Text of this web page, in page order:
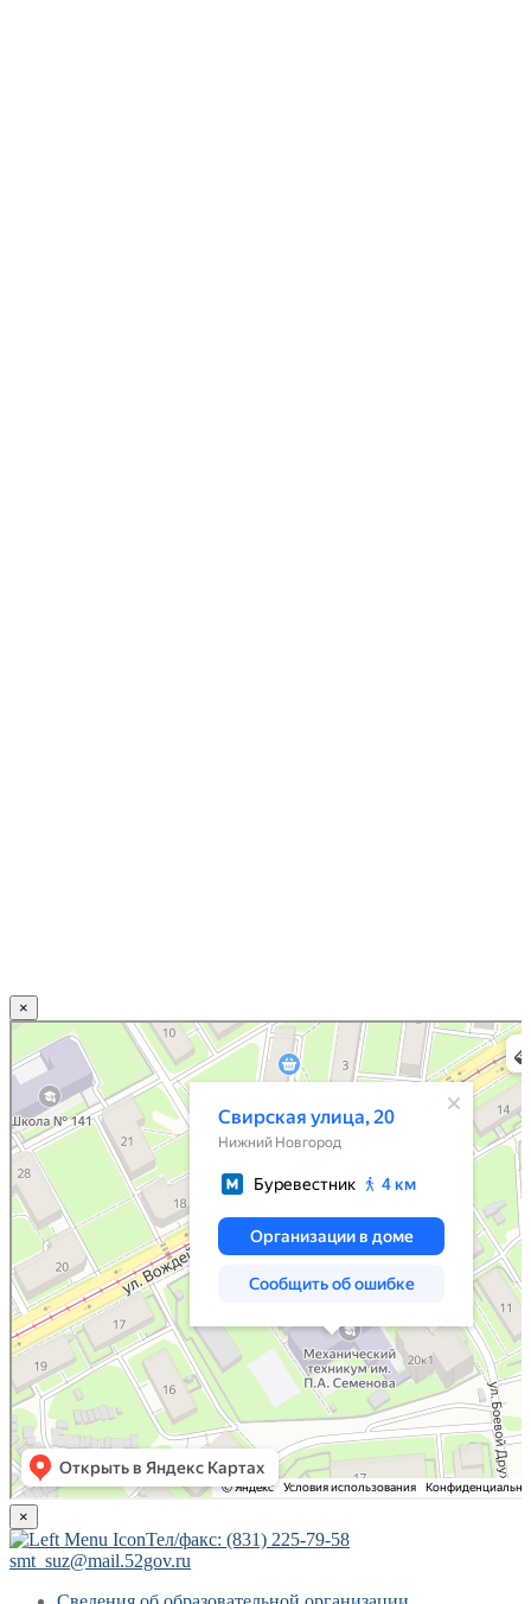
×
Нижний Новгород
Свирская улица, 20 — Яндекс.Карты
×
Тел/факс: (831) 225-79-58
smt_suz@mail.52gov.ru